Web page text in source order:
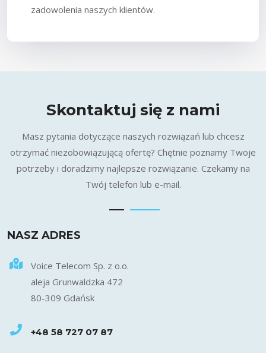
zadowolenia naszych klientów.
Skontaktuj się z nami
Masz pytania dotyczące naszych rozwiązań lub chcesz
otrzymać niezobowiązującą ofertę? Chętnie poznamy Twoje
potrzeby i doradzimy najlepsze rozwiązanie. Czekamy na
Twój telefon lub e-mail.
NASZ ADRES
Voice Telecom Sp. z o.o.
aleja Grunwaldzka 472
80-309 Gdańsk
+48 58 727 07 87